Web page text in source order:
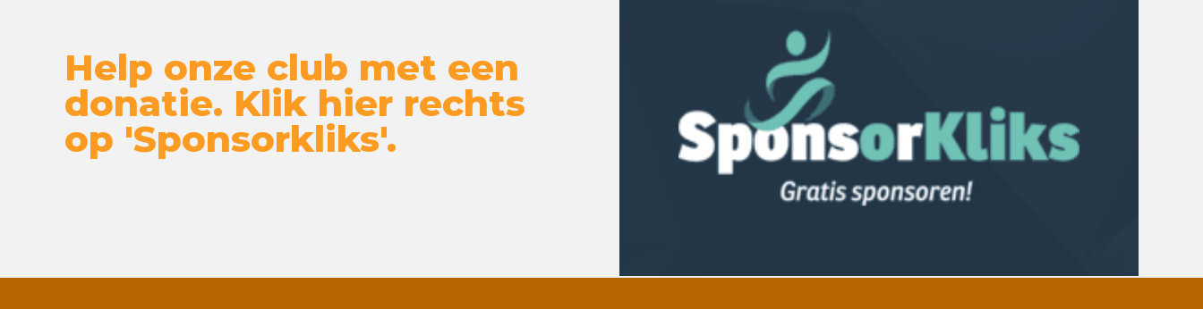
Help onze club met een
donatie. Klik hier rechts
op 'Sponsorkliks'.